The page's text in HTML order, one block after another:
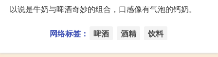
以说是牛奶与啤酒奇妙的组合，口感像有气泡的钙奶。
网络标签： 啤酒 酒精 饮料